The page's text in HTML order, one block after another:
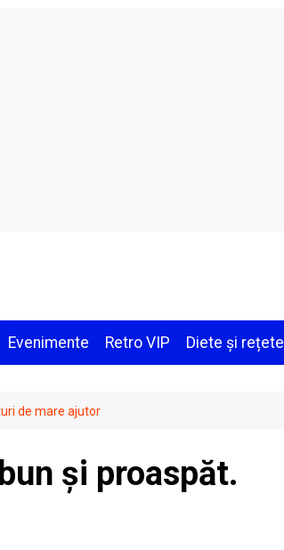
Evenimente Retro VIP Diete și rețete
de mare ajutor
și proaspăt.